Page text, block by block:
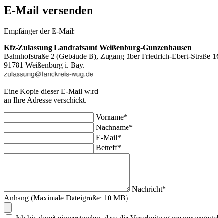
E-Mail versenden
Empfänger der E-Mail:
Kfz-Zulassung Landratsamt Weißenburg-Gunzenhausen
Bahnhofstraße 2 (Gebäude B), Zugang über Friedrich-Ebert-Straße
91781 Weißenburg i. Bay.
Eine Kopie dieser E-Mail wird
an Ihre Adresse verschickt.
Vorname*
Nachname*
E-Mail*
Betreff*
Nachricht*
Anhang (Maximale Dateigröße: 10 MB)